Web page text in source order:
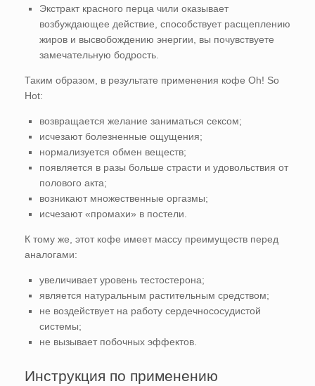
Экстракт красного перца чили оказывает
возбуждающее действие, способствует расщеплению
жиров и высвобождению энергии, вы почувствуете
замечательную бодрость.
Таким образом, в результате применения кофе Oh! So
Hot:
возвращается желание заниматься сексом;
исчезают болезненные ощущения;
нормализуется обмен веществ;
появляется в разы больше страсти и удовольствия от
полового акта;
возникают множественные оргазмы;
исчезают «промахи» в постели.
К тому же, этот кофе имеет массу преимуществ перед
аналогами:
увеличивает уровень тестостерона;
является натуральным растительным средством;
не воздействует на работу сердечнососудистой
системы;
не вызывает побочных эффектов.
Инструкция по применению